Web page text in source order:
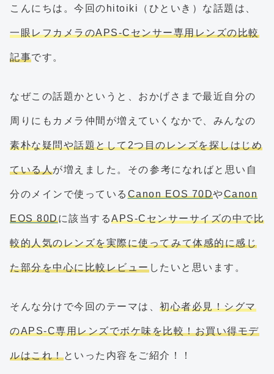
こんにちは。今回のhitoiki（ひといき）な話題は、
一眼レフカメラのAPS-Cセンサー専用レンズの比較
記事です。
なぜこの話題かというと、おかげさまで最近自分の
周りにもカメラ仲間が増えていくなかで、みんなの
素朴な疑問や話題として2つ目のレンズを探しはじめ
ている人が増えました。その参考になればと思い自
分のメインで使っている Canon EOS 70DやCanon
EOS 80Dに該当するAPS-Cセンサーサイズの中で比
較的人気のレンズを実際に使ってみて体感的に感じ
た部分を中心に比較レビューしたいと思います。
そんな分けで今回のテーマは、 初心者必見！シグマ
のAPS-C専用レンズでボケ味を比較！お買い得モデ
ルはこれ！といった内容をご紹介！！